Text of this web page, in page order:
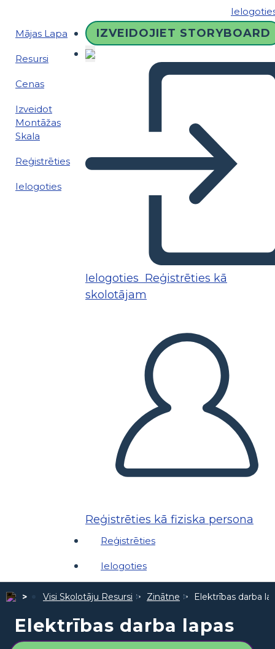
Mājas Lapa
Resursi
Cenas
Izveidot
Montāžas
Skala
Reģistrēties
Ielogoties
IZVEIDOJIET STORYBOARD
Ielogoties Reģistrēties kā
skolotājam
Reģistrēties kā fiziska persona
Reģistrēties
Ielogoties
Visi Skolotāju Resursi Zinātne Elektrības darba
Elektrības darba lapas